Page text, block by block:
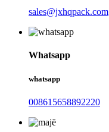
sales@jxhqpack.com
Whatsapp
whatsapp
008615658892220